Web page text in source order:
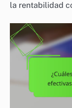
la rentabilidad